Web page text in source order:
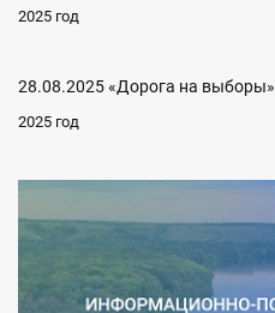
2025 год
28.08.2025 «Дорога на выборы»
2025 год